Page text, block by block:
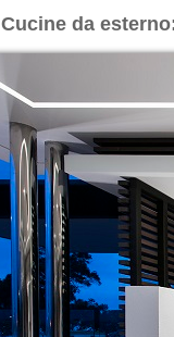
Cucine da